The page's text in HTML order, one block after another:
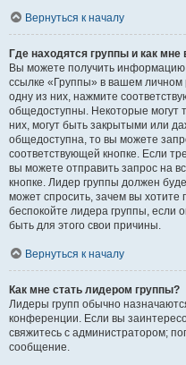
Вернуться к началу
Где находятся группы и как мне
Вы можете получить информацию
ссылке «Группы» в вашем личном
одну из них, нажмите
общедоступны. Некоторые могут
них, могут быть закрытыми или
общедоступна, то вы можете
соответствующей кнопке. Если
вы можете отправить запрос на
кнопке. Лидер группы должен
может спросить, зачем вы
беспокойте лидера группы, если
быть для этого свои причины.
Вернуться к началу
Как мне стать лидером группы?
Лидеры групп обычно
конференции. Если вы
свяжитесь с администратором;
сообщение.